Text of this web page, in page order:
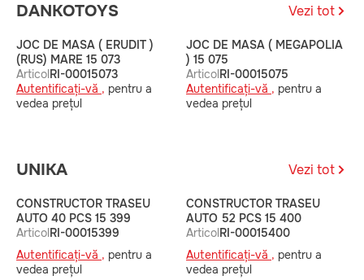
DANKOTOYS Vezi tot
JOC DE MASA ( ERUDIT )
(RUS) MARE 15 073
ArticolRI-00015073
Autentificați-vă , pentru a
vedea prețul
JOC DE MASA ( MEGAPOLIA
) 15 075
ArticolRI-00015075
Autentificați-vă , pentru a
vedea prețul
UNIKA Vezi tot
CONSTRUCTOR TRASEU
AUTO 40 PCS 15 399
ArticolRI-00015399
Autentificați-vă , pentru a
vedea prețul
CONSTRUCTOR TRASEU
AUTO 52 PCS 15 400
ArticolRI-00015400
Autentificați-vă , pentru a
vedea prețul